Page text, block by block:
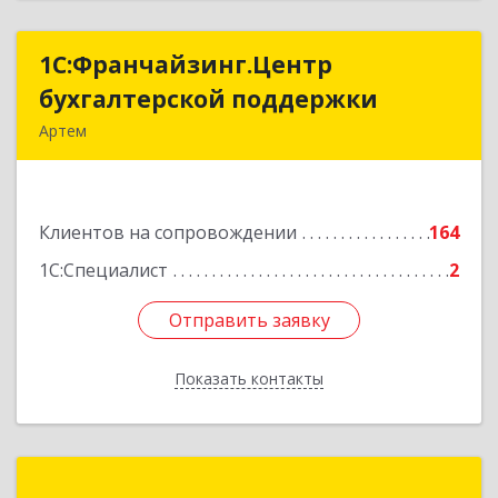
1С:Франчайзинг.Центр
бухгалтерской поддержки
Артем
Клиентов на сопровождении
164
1С:Специалист
2
Отправить заявку
Показать контакты
1С:Франчайзинг.Центр
бухгалтерской поддержки
Подробнее
Отправить заявку
Назад